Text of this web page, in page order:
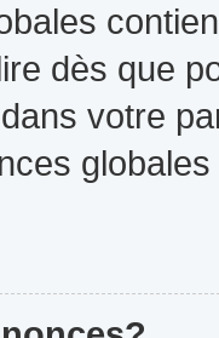
dès que
votre